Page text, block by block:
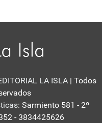
LA ISLA | Todos
Sarmiento 581 - 2º
- 3834425626